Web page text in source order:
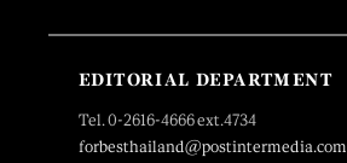
EDITORIAL DEPARTMENT
Tel. 0-2616-4666 ext.4734
forbesthailand@postintermedia.com